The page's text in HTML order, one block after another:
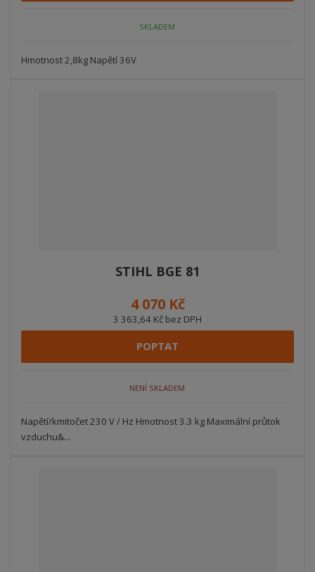
SKLADEM
Hmotnost 2,8kg Napětí 36V
STIHL BGE 81
4 070 Kč
3 363,64 Kč bez DPH
POPTAT
NENÍ SKLADEM
Napětí/kmitočet 230 V / Hz Hmotnost 3.3 kg Maximální průtok
vzduchu&...